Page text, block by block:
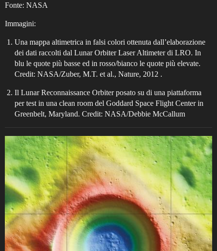
Fonte: NASA
Immagini:
Una mappa altimetrica in falsi colori ottenuta dall’elaborazione
dei dati raccolti dal Lunar Orbiter Laser Altimeter di LRO. In
blu le quote più basse ed in rosso/bianco le quote più elevate.
Credit: NASA/Zuber, M.T. et al., Nature, 2012 .
Il Lunar Reconnaissance Orbiter posato su di una piattaforma
per test in una clean room del Goddard Space Flight Center in
Greenbelt, Maryland. Credit: NASA/Debbie McCallum